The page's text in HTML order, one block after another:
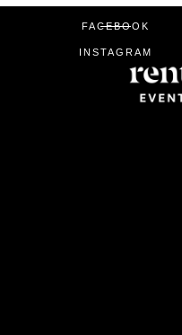
FACEBOOK
INSTAGRAM